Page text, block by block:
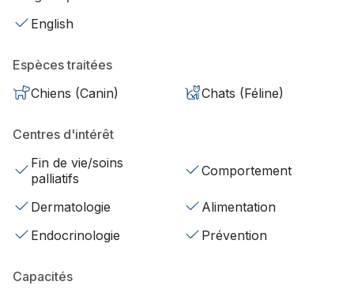
English
Espèces traitées
Chiens (Canin)
Chats (Féline)
Centres d'intérêt
Fin de vie/soins
palliatifs
Comportement
Dermatologie
Alimentation
Endocrinologie
Prévention
Capacités